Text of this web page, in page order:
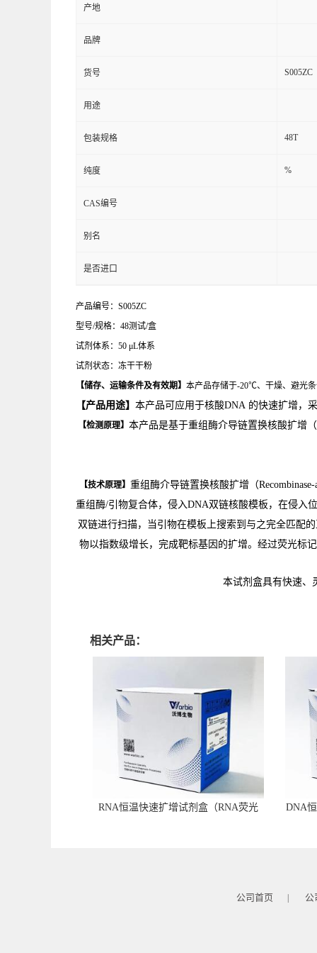
产地
品牌
货号 S005ZC
用途
包装规格 48T
纯度 %
CAS编号
别名
是否进口
产品编号：S005ZC
型号/规格：48测试/盒
试剂体系：50 μL体系
试剂状态：冻干干粉
【储存、运输条件及有效期】 本产品存储于-20℃、干燥、避光
【产品用途】 本产品可应用于核酸DNA 的快速扩增 ，
【检测原理】 本产品是基于重组酶介导链置换核酸扩增（
【技术原理】 重组酶介导链置换核酸扩增（
重组酶/引物复合体，侵入DNA双链核酸模板 ， 在侵入
双链进行扫描， 当引物在模板上搜索到与之完全匹配
物以指数级增长， 完成靶标基因的扩增。经过荧光标
本试剂盒具有快速、
相关产品：
RNA恒温快速扩增试剂盒（RNA荧光
DNA
公司首页 公